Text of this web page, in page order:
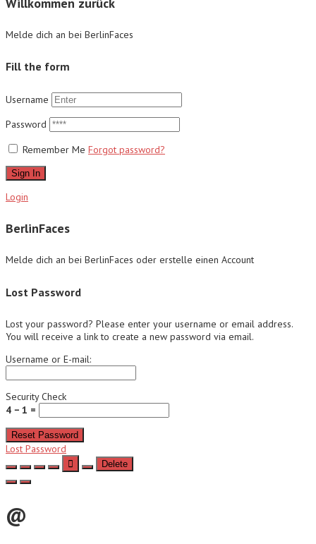
Melde dich an bei BerlinFaces
Fill the form
Username
Password
Remember Me Forgot password?
Sign In
Login
BerlinFaces
Melde dich an bei BerlinFaces oder erstelle einen Account
Lost Password
Lost your password? Please enter your username or email address.
You will receive a link to create a new password via email.
Username or E-mail:
Security Check
4 − 1 =
Reset Password
Lost Password
Delete
@